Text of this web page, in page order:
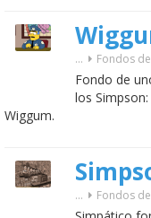
... Fondos
Fondo de
los
Wiggum.
... Fondos